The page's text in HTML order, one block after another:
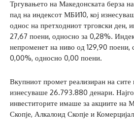
Тргувањето на Македонската берза
пад на индексот МБИ10, кој
однос на претходниот трговски ден,
27,67 поени, односно за 0,28%.
непроменет на ниво од 129,90 поени,
0,00%, односно 0,00 поени.
Вкупниот промет реализиран на сите
изнесуваше 26.793.880 денари.
инвеститорите имаше за акциите на
Скопје, Алкалоид Скопје и